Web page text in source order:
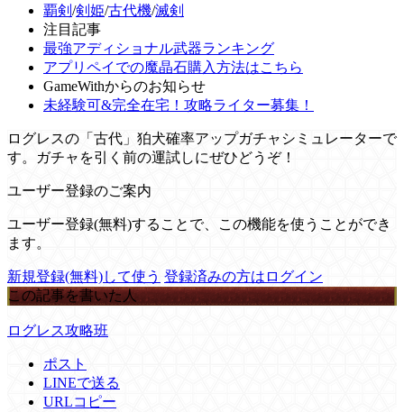
覇剣 /剣姫/古代機/滅剣
注目記事
最強アディショナル武器ランキング
アプリペイでの魔晶石購入方法はこちら
GameWithからのお知らせ
未経験可&完全在宅！攻略ライター募集！
ログレスの「古代」狛犬確率アップガチャシミュレーターで
す。ガチャを引く前の運試しにぜひどうぞ！
ユーザー登録のご案内
ユーザー登録(無料)することで、この機能を使うことができ
ます。
新規登録(無料)して使う 登録済みの方はログイン
この記事を書いた人
ログレス攻略班
ポスト
LINEで送る
URLコピー